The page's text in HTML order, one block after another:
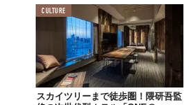
ータニとともに御三家と呼ばれる帝国
した人物といえば、ご存知フランク・
下1階、客室270室の旧本館（別名：ラ
CULTURE
スカイツリーまで徒歩圏！隈研吾監